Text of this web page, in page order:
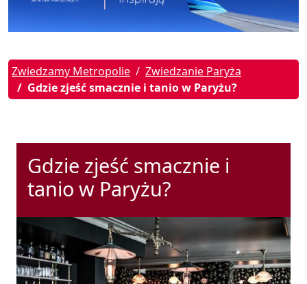
Zwiedzamy Metropolie
Zwiedzanie Paryża
Gdzie zjeść smacznie i tanio w Paryżu?
Gdzie zjeść smacznie i
tanio w Paryżu?